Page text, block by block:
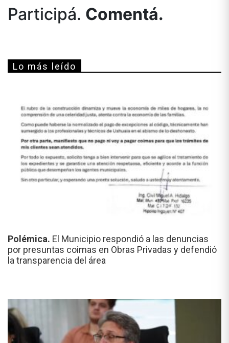
Participá. Comentá.
Lo más leído
Polémica. El Municipio respondió a las denuncias
por presuntas coimas en Obras Privadas y defendió
la transparencia del área